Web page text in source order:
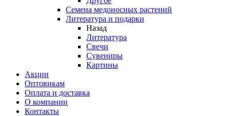
Семена медоносных растений
Литература и подарки
Назад
Литература
Свечи
Сувениры
Картины
Акции
Оптовикам
Оплата и доставка
О компании
Контакты